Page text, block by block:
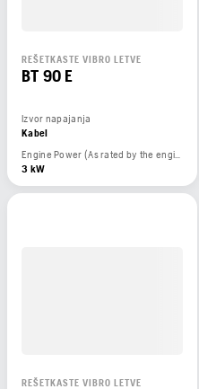
REŠETKASTE VIBRO LETVE
BT 90 E
Izvor napajanja
Kabel
Engine Power (As rated by the engine manufacturer)
3 kW
REŠETKASTE VIBRO LETVE